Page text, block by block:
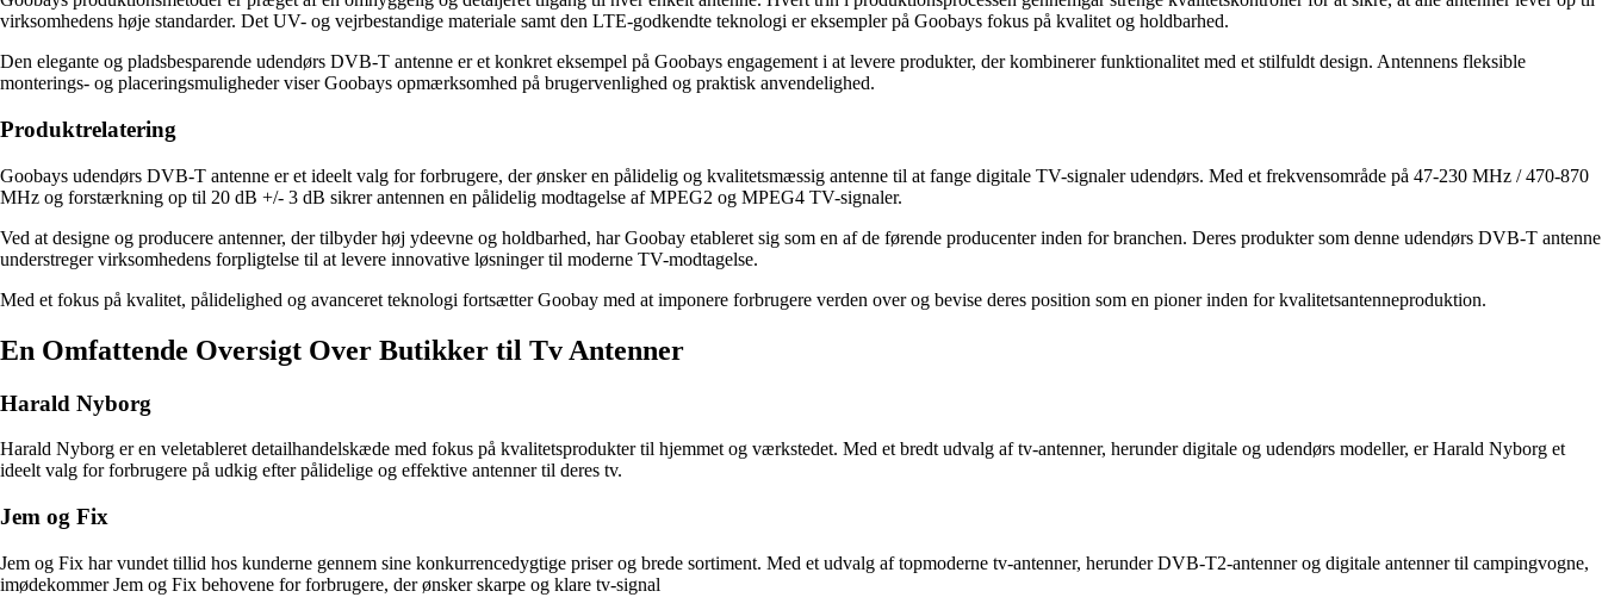
virksomhedens høje standarder. Det UV- og vejrbestandige materiale samt den LTE-godkendte teknologi er eksempler på Goobays fokus på kvalitet og holdbarhed.
Den elegante og pladsbesparende udendørs DVB-T antenne er et konkret eksempel på Goobays engagement i at levere produkter, der kombinerer funktionalitet med et stilfuldt design. Antennens fleksible
monterings- og placeringsmuligheder viser Goobays opmærksomhed på brugervenlighed og praktisk anvendelighed.
Produktrelatering
Goobays udendørs DVB-T antenne er et ideelt valg for forbrugere, der ønsker en pålidelig og kvalitetsmæssig antenne til at fange digitale TV-signaler udendørs. Med et frekvensområde på 47-230 MHz / 470-870
MHz og forstærkning op til 20 dB +/- 3 dB sikrer antennen en pålidelig modtagelse af MPEG2 og MPEG4 TV-signaler.
Ved at designe og producere antenner, der tilbyder høj ydeevne og holdbarhed, har Goobay etableret sig som en af de førende producenter inden for branchen. Deres produkter som denne udendørs DVB-T antenne
understreger virksomhedens forpligtelse til at levere innovative løsninger til moderne TV-modtagelse.
Med et fokus på kvalitet, pålidelighed og avanceret teknologi fortsætter Goobay med at imponere forbrugere verden over og bevise deres position som en pioner inden for kvalitetsantenneproduktion.
En Omfattende Oversigt Over Butikker til Tv Antenner
Harald Nyborg
Harald Nyborg er en veletableret detailhandelskæde med fokus på kvalitetsprodukter til hjemmet og værkstedet. Med et bredt udvalg af tv-antenner, herunder digitale og udendørs modeller, er Harald Nyborg et
ideelt valg for forbrugere på udkig efter pålidelige og effektive antenner til deres tv.
Jem og Fix
Jem og Fix har vundet tillid hos kunderne gennem sine konkurrencedygtige priser og brede sortiment. Med et udvalg af topmoderne tv-antenner, herunder DVB-T2-antenner og digitale antenner til campingvogne,
imødekommer Jem og Fix behovene for forbrugere, der ønsker skarpe og klare tv-signal